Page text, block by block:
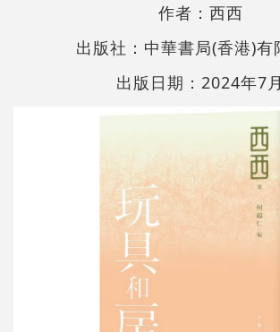
作者：西西
出版社：中華書局(香港)有
出版日期：2024年7月